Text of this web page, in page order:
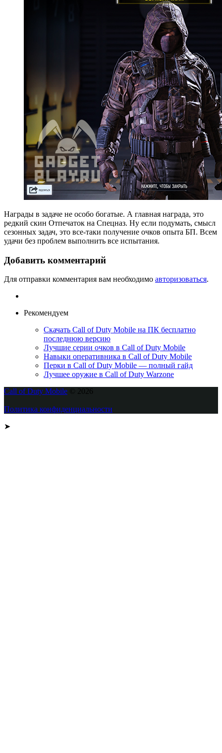
Награды в задаче не особо богатые. А главная награда, это
редкий скин Отпечаток на Спецназ. Ну если подумать, смысл
сезонных задач, это все-таки получение очков опыта БП. Всем
удачи без проблем выполнить все испытания.
Добавить комментарий
Для отправки комментария вам необходимо авторизоваться.
Рекомендуем
Скачать Call of Duty Mobile на ПК бесплатно
последнюю версию
Лучшие серии очков в Call of Duty Mobile
Навыки оперативника в Call of Duty Mobile
Перки в Call of Duty Mobile — полный гайд
Лучшее оружие в Call of Duty Warzone
Call of Duty Mobile © 2026
Политика конфиденциальности
➤